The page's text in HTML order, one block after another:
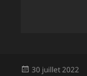
Publié
30 juillet 2022